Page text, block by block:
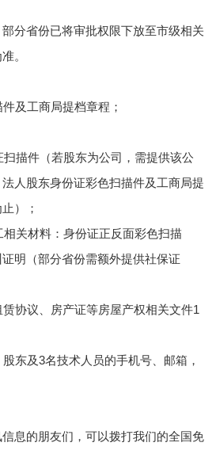
分省份已将审批权限下放至市级相关
。
及工商局提档章程；
描件（若股东为公司，需提供该公
人股东身份证彩色扫描件及工商局提
）；
关材料：身份证正反面彩色扫描
明（部分省份需额外提供社保证
协议、房产证等房屋产权相关文件1
东及3名技术人员的手机号、邮箱，
息的朋友们，可以拨打我们的全国免